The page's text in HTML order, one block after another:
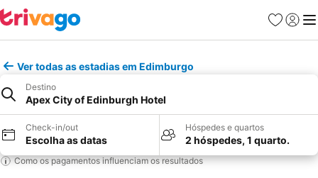
Favoritos
Iniciar
Ver todas as estadias em Edimburgo
Destino
Apex City of Edinburgh Hotel
Check-in/out
Escolha as datas
Hóspedes e quartos
2 hóspedes, 1 quarto.
Como os pagamentos influenciam os resultados